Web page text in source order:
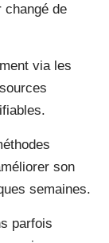
changé de
via les
son
semaines.
parfois